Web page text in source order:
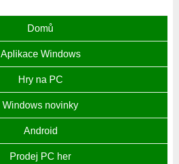
Domů
Aplikace Windows
Hry na PC
Windows novinky
Android
Prodej PC her